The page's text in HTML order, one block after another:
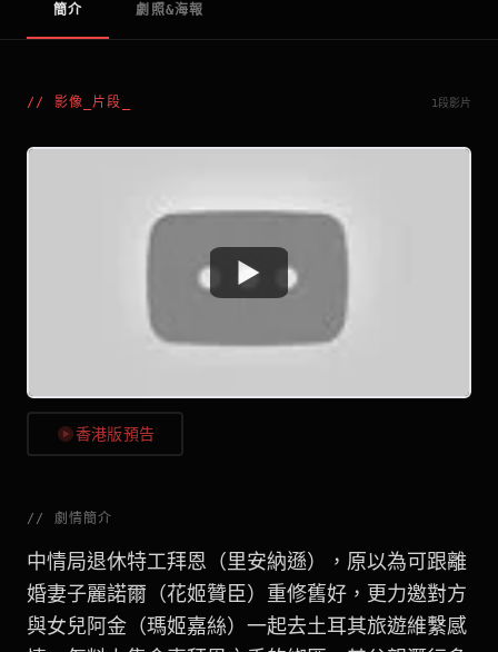
簡介 劇照&海報
// 影像_片段 1段影片
Watch
香港版預告
// 劇情簡介
中情局退休特工拜恩（里安納遜），原以為可跟離
婚妻子麗諾爾（花姬贊臣）重修舊好，更力邀對方
與女兒阿金（瑪姬嘉絲）一起去土耳其旅遊維繫感